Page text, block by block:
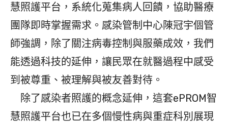
慧照護平台，系統化蒐集病人回饋，協助醫療
團隊即時掌握需求。感染管制中心陳冠宇個管
師強調，除了關注病毒控制與服藥成效，我們
能透過科技的延伸，讓民眾在就醫過程中感受
到被尊重、被理解與被友善對待。
除了感染者照護的概念延伸，這套ePROM智
慧照護平台也已在多個慢性病與重症科別展現